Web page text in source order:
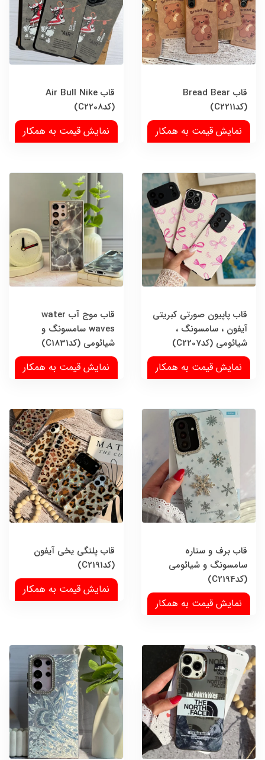
قاب Bread Bear
(کدC2211)
نمایش قیمت به همکار
قاب Air Bull Nike
(کدC2208)
نمایش قیمت به همکار
قاب پاپیون صورتی کبریتی
آیفون ، سامسونگ ،
شیائومی (کدC2207)
نمایش قیمت به همکار
قاب موج آب water
waves سامسونگ و
شیائومی (کدC1831)
نمایش قیمت به همکار
قاب برف و ستاره
سامسونگ و شیائومی
(کدC2194)
نمایش قیمت به همکار
قاب پلنگی یخی آیفون
(کدC2191)
نمایش قیمت به همکار